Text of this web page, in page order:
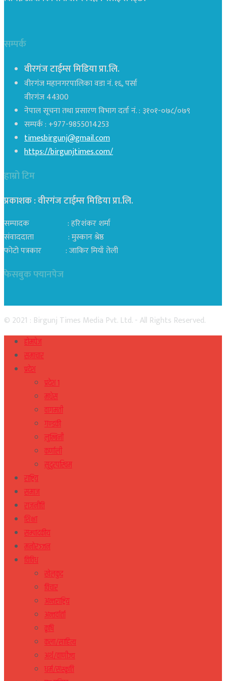
सम्पर्क
वीरगंज टाईम्स मिडिया प्रा.लि.
वीरगंज महानगरपालिका वडा नं. १६, पर्सा
वीरगंज 44300
नेपाल सूचना तथा प्रसारण विभाग दर्ता नं. : ३१०१-०७८/०७९
सम्पर्क : +977-9855014253
timesbirgunj@gmail.com
https://birgunjtimes.com/
हाम्रो टिम
प्रकाशक : वीरगंज टाईम्स मिडिया प्रा‍.लि.
सम्पादक : हरिशंकर शर्मा
संवाददाता : मुस्कान श्रेष्ठ
फोटो पत्रकार : जाकिर मियाँ तेली
फेसबुक फ्यानपेज
© 2021 : Birgunj Times Media Pvt. Ltd. - All Rights Reserved.
होमपेज
समाचार
प्रदेश
प्रदेश १
मधेस
वागमती
गण्डकी
लुम्बिनी
कर्णाली
सुदुरपस्चिम
राष्ट्रिय
समाज
राजनीति
शिक्षा
सम्पादकीय
मनोरञ्जन
विविध
खेलकुद
विचार
अन्तराष्ट्रिय
अन्तर्वार्ता
कृषि
कला/साहित्य
अर्थ/वाणीज्य
धर्म/संस्कृति